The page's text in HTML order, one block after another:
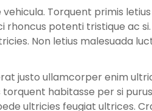
Torquent primis
potenti tristique ac si.
Non letius malesuada
justo ullamcorper enim
habitasse per si
ultricies feugiat ultrices.